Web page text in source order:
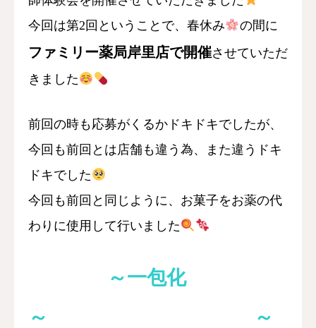
今回は第2回ということで、春休み
の間に
ファミリー薬局岸里店で開催させていただ
きました
前回の時も応募がくるかドキドキでしたが、
今回も前回とは店舗も違う為、また違うドキ
ドキでした
今回も前回と同じように、お菓子をお薬の代
わりに使用して行いました
～一包化
～
～